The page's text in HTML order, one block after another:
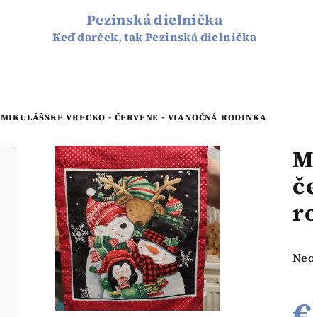
Pezinská dielnička
Keď darček, tak Pezinská dielnička
MIKULÁŠSKE VRECKO - ČERVENE - VIANOČNÁ RODINKA
je